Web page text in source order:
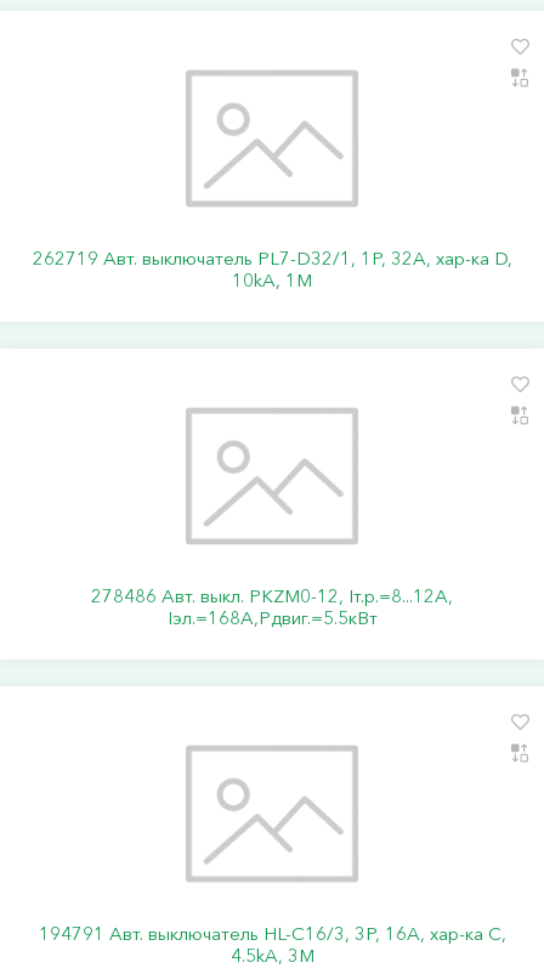
262719 Авт. выключатель PL7-D32/1, 1P, 32A, хар-ка D,
10kA, 1M
278486 Авт. выкл. PKZM0-12, Iт.р.=8...12А,
Iэл.=168А,Pдвиг.=5.5кВт
194791 Авт. выключатель HL-C16/3, 3P, 16A, хар-ка C,
4.5kA, 3M